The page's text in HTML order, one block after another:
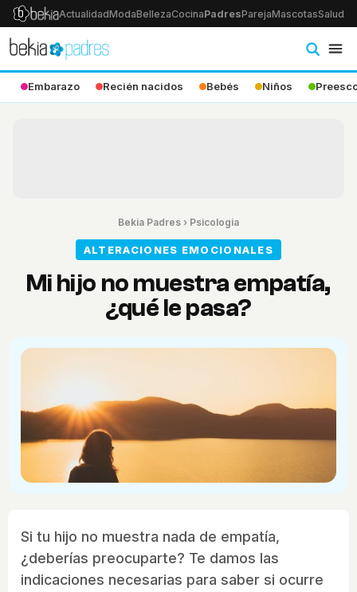
ActualidadModaBellezaCocinaPadresParejaMascotasSalud
Embarazo Recién nacidos Bebés Niños
Bekia Padres › Psicologia
ALTERACIONES EMOCIONALES
Mi hijo no muestra empatía,
¿qué le pasa?
Si tu hijo no muestra nada de empatía,
¿deberías preocuparte? Te damos las
indicaciones necesarias para saber si ocurre